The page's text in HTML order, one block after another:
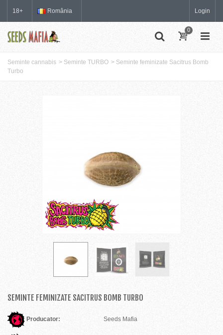
18+ România Login
0
Seminte cannabis > Seminte TURBO > Seminte feminizate Sacitrus Bomb
Turbo
SEMINTE FEMINIZATE SACITRUS BOMB TURBO
Producator: Seeds Mafia